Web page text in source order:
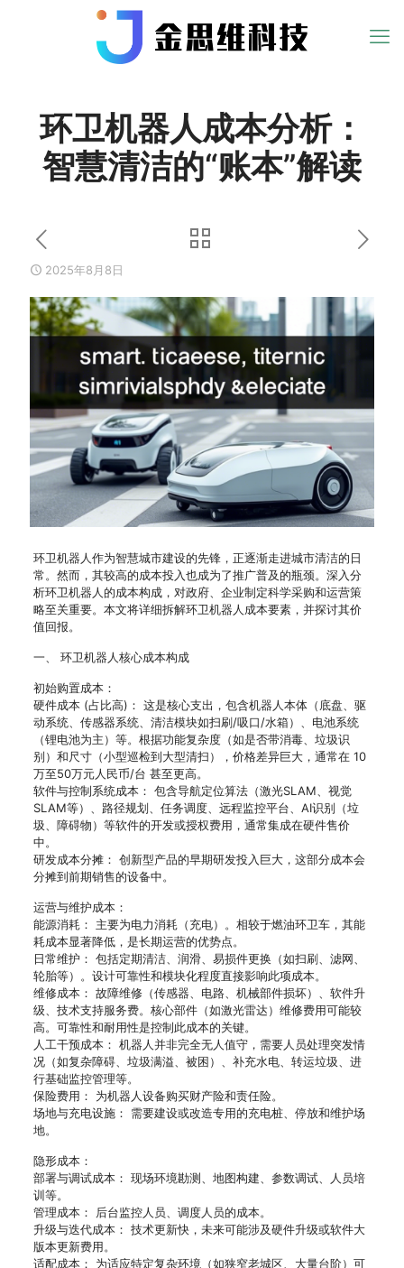
环卫机器人成本分析：
智慧清洁的“账本”解读
2025年8月8日
环卫机器人作为智慧城市建设的先锋，正逐渐走进城市清洁的日
常。然而，其较高的成本投入也成为了推广普及的瓶颈。深入分
析环卫机器人的成本构成，对政府、企业制定科学采购和运营策
略至关重要。本文将详细拆解环卫机器人成本要素，并探讨其价
值回报。
一、 环卫机器人核心成本构成
初始购置成本：
硬件成本 (占比高)： 这是核心支出，包含机器人本体（底盘、驱
动系统、传感器系统、清洁模块如扫刷/吸口/水箱）、电池系统
（锂电池为主）等。根据功能复杂度（如是否带消毒、垃圾识
别）和尺寸（小型巡检到大型清扫），价格差异巨大，通常在 10
万至50万元人民币/台 甚至更高。
软件与控制系统成本： 包含导航定位算法（激光SLAM、视觉
SLAM等）、路径规划、任务调度、远程监控平台、AI识别（垃
圾、障碍物）等软件的开发或授权费用，通常集成在硬件售价
中。
研发成本分摊： 创新型产品的早期研发投入巨大，这部分成本会
分摊到前期销售的设备中。
运营与维护成本：
能源消耗： 主要为电力消耗（充电）。相较于燃油环卫车，其能
耗成本显著降低，是长期运营的优势点。
日常维护： 包括定期清洁、润滑、易损件更换（如扫刷、滤网、
轮胎等）。设计可靠性和模块化程度直接影响此项成本。
维修成本： 故障维修（传感器、电路、机械部件损坏）、软件升
级、技术支持服务费。核心部件（如激光雷达）维修费用可能较
高。可靠性和耐用性是控制此成本的关键。
人工干预成本： 机器人并非完全无人值守，需要人员处理突发情
况（如复杂障碍、垃圾满溢、被困）、补充水电、转运垃圾、进
行基础监控管理等。
保险费用： 为机器人设备购买财产险和责任险。
场地与充电设施： 需要建设或改造专用的充电桩、停放和维护场
地。
隐形成本：
部署与调试成本： 现场环境勘测、地图构建、参数调试、人员培
训等。
管理成本： 后台监控人员、调度人员的成本。
升级与迭代成本： 技术更新快，未来可能涉及硬件升级或软件大
版本更新费用。
适配成本： 为适应特定复杂环境（如狭窄老城区、大量台阶）可